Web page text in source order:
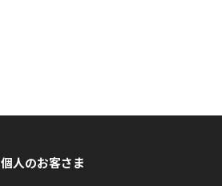
個人のお客さま